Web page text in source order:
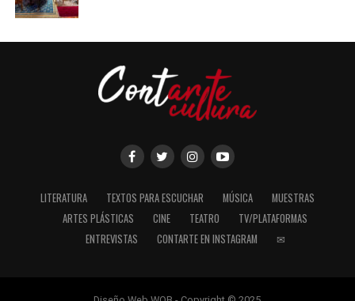
LITERATURA TEXTOS PARA ESCUCHAR MÚSICA
MUESTRAS
ARTES PLÁSTICAS
CINE TEATRO
TV/PLATAFORMAS
ENTREVISTAS
CONTARTE EN INSTAGRAM ✉